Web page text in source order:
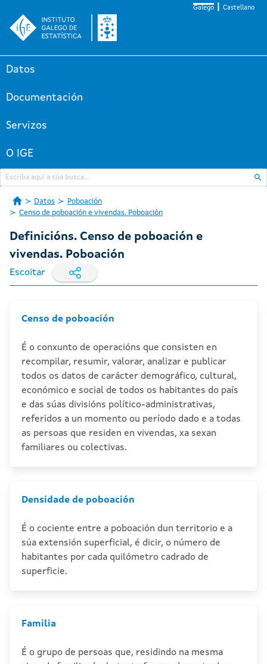
Galego Castellano
Datos
Documentación
Servizos
O IGE
Datos
Poboación
Censo de poboación e vivendas. Poboación
Definicións. Censo de poboación e
vivendas. Poboación
Escoitar
Censo de poboación
É o conxunto de operacións que consisten en
recompilar, resumir, valorar, analizar e publicar
todos os datos de carácter demográfico, cultural,
económico e social de todos os habitantes do país
e das súas divisións político-administrativas,
referidos a un momento ou período dado e a todas
as persoas que residen en vivendas, xa sexan
familiares ou colectivas.
Densidade de poboación
É o cociente entre a poboación dun territorio e a
súa extensión superficial, é dicir, o número de
habitantes por cada quilómetro cadrado de
superficie.
Familia
É o grupo de persoas que, residindo na mesma